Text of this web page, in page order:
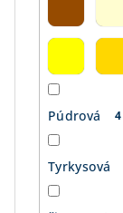
Púdrová 4
Tyrkysová